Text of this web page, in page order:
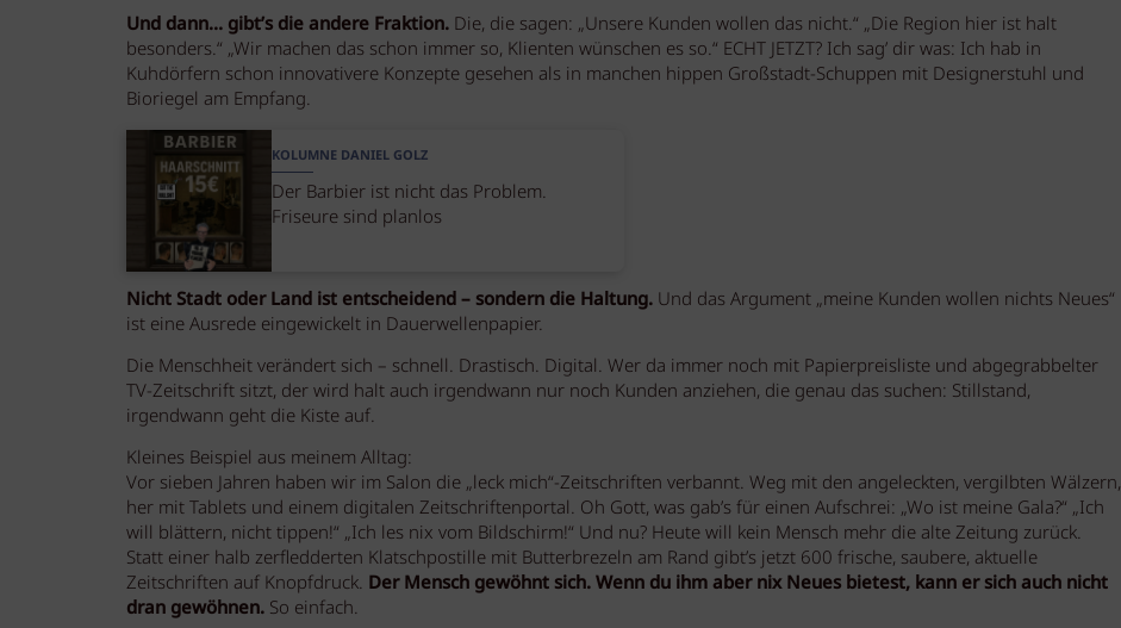
Und dann… gibt’s die andere Fraktion.Die, die sagen: „Unsere Kunden wollen das nicht.“ „Die Region hier ist halt
besonders.“ „Wir machen das schon immer so, Klienten wünschen es so.“ ECHT JETZT? Ich sag’ dir was: Ich hab in
Kuhdörfern schon innovativere Konzepte gesehen als in manchen hippen Großstadt-Schuppen mit Designerstuhl und
Bioriegel am Empfang.
KOLUMNE DANIEL GOLZ
Der Barbier ist nicht das Problem.
Friseure sind planlos
Nicht Stadt oder Land ist entscheidend – sondern die Haltung.Und das Argument „meine Kunden wollen nichts Neues“
ist eine Ausrede eingewickelt in Dauerwellenpapier.
Die Menschheit verändert sich – schnell. Drastisch. Digital. Wer da immer noch mit Papierpreisliste und abgegrabbelter
TV-Zeitschrift sitzt, der wird halt auch irgendwann nur noch Kunden anziehen, die genau das suchen: Stillstand,
irgendwann geht die Kiste auf.
Kleines Beispiel aus meinem Alltag:
Vor sieben Jahren haben wir im Salon die „leck mich“-Zeitschriften verbannt. Weg mit den angeleckten, vergilbten Wälzern,
her mit Tablets und einem digitalen Zeitschriftenportal. Oh Gott, was gab’s für einen Aufschrei: „Wo ist meine Gala?“ „Ich
will blättern, nicht tippen!“ „Ich les nix vom Bildschirm!“ Und nu? Heute will kein Mensch mehr die alte Zeitung zurück.
Statt einer halb zerfledderten Klatschpostille mit Butterbrezeln am Rand gibt’s jetzt 600 frische, saubere, aktuelle
Zeitschriften auf Knopfdruck. Der Mensch gewöhnt sich. Wenn du ihm aber nix Neues bietest, kann er sich auch nicht
dran gewöhnen. So einfach.